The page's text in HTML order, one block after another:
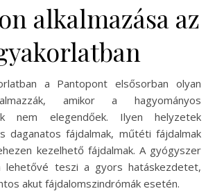
alkalmazása az
a Pantopont elsősorban olyan
amikor a hagyományos
nem elegendőek. Ilyen helyzetek
daganatos fájdalmak, műtéti fájdalmak
kezelhető fájdalmak. A gyógyszer
lehetővé teszi a gyors hatáskezdetet,
akut fájdalomszindrómák esetén.